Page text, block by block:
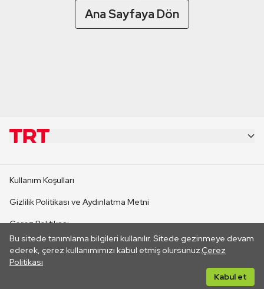
Ana Sayfaya Dön
Bu sitede tanımlama bilgileri kullanılır. Sitede gezinmeye devam
ederek, çerez kullanımımızı kabul etmiş olursunuz.Çerez
Politikası
Kabul et
CANLI YAYINLAR
Kullanım Koşulları
Gizlilik Politikası ve Aydınlatma Metni
Çerez Politikası
İletişim
Her hakkı saklıdır. ©2026 TRT. Bağlantı yoluyla gidilen dış